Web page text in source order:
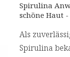
Spirulina
schöne Haut
Als
Spirulina